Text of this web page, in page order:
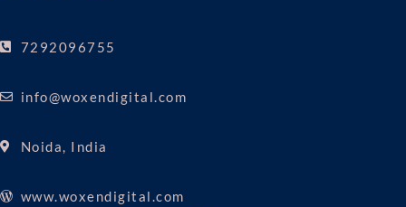
7292096755
info@woxendigital.com
Noida, India
www.woxendigital.com